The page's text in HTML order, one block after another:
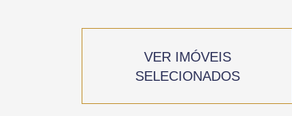
VER IMÓVEIS
SELECIONADOS